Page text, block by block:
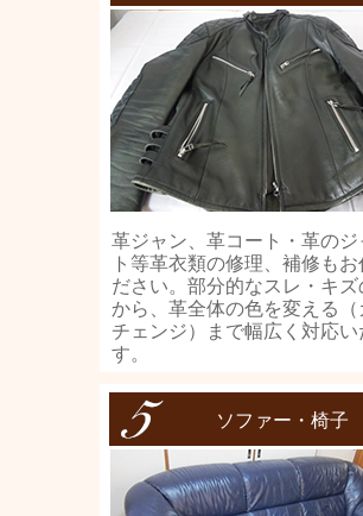
革ジャン、革コート・革のジ
ト等革衣類の修理、補修もお
ださい。部分的なスレ・キズ
から、革全体の色を変える（
チェンジ）まで幅広く対応い
す。
ソファー・椅子